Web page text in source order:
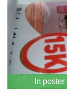
In